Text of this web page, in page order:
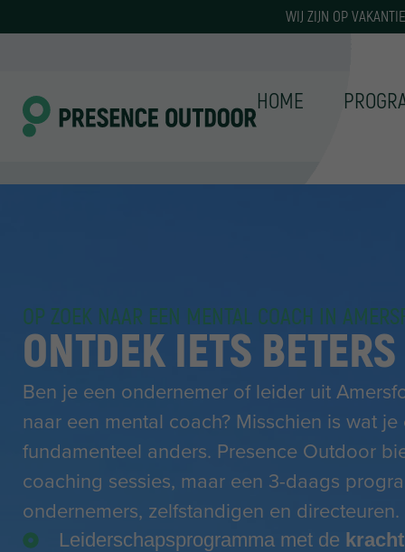
WIJ ZIJN OP
HOME
OP ZOEK NAAR EEN MENTAL COACH IN
ONTDEK IETS BETERS
Ben je een ondernemer of leider uit
naar een mental coach? Misschien is wat
fundamenteel anders. Presence Outdoor
coaching sessies, maar een 3-daags
ondernemers, zelfstandigen en directeuren.
Leiderschapsprogramma met de